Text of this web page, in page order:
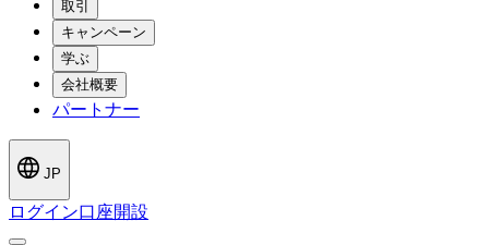
取引
キャンペーン
学ぶ
会社概要
パートナー
JP
ログイン口座開設